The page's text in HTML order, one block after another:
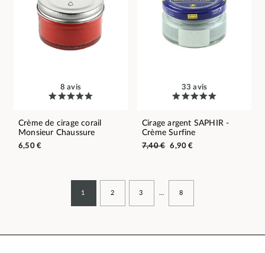
8 avis
Crème de cirage corail
Monsieur Chaussure
6,50 €
33 avis
Cirage argent SAPHIR -
Crème Surfine
7,40 € 6,90 €
1 2 3 … 8